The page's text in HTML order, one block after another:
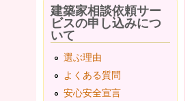
建築家相談依頼サー
ビスの申し込みにつ
いて
選ぶ理由
よくある質問
安心安全宣言